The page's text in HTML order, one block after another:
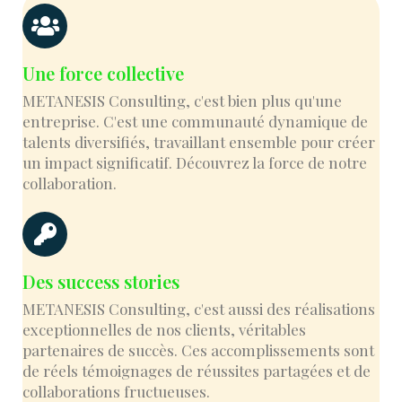
Une force collective
METANESIS Consulting, c'est bien plus qu'une
entreprise. C'est une communauté dynamique de
talents diversifiés, travaillant ensemble pour créer
un impact significatif. Découvrez la force de notre
collaboration.
Des success stories
METANESIS Consulting, c'est aussi des réalisations
exceptionnelles de nos clients, véritables
partenaires de succès. Ces accomplissements sont
de réels témoignages de réussites partagées et de
collaborations fructueuses.